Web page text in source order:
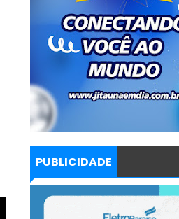
PUBLICIDADE